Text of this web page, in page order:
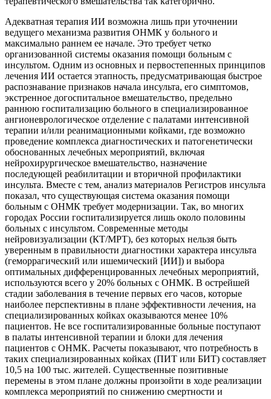
Адекватная терапия ИИ возможна лишь при уточнении
ведущего механизма развития ОНМК у больного и
максимально раннем ее начале. Это требует четко
организованной системы оказания помощи больным с
инсультом. Одним из основных и первостепенных принципов
лечения ИИ остается этапность, предусматривающая быстрое
распознавание признаков начала инсульта, его симптомов,
экстренное догоспитальное вмешательство, предельно
раннюю госпитализацию больного в специализированное
ангионеврологическое отделение с палатами интенсивной
терапии и/или реанимационными койками, где возможно
проведение комплекса диагностических и патогенетически
обоснованных лечебных мероприятий, включая
нейрохирургическое вмешательство, назначение
последующей реабилитации и вторичной профилактики
инсульта. Вместе с тем, анализ материалов Регистров инсульта
показал, что существующая система оказания помощи
больным с ОНМК требует модернизации. Так, во многих
городах России госпитализируется лишь около половины
больных с инсультом. Современные методы
нейровизуализации (КТ/МРТ), без которых нельзя быть
уверенным в правильности диагностики характера инсульта
(геморрагический или ишемический [ИИ]) и выбора
оптимальных дифференцированных лечебных мероприятий,
используются всего у 20% больных с ОНМК. В острейшей
стадии заболевания в течение первых его часов, которые
наиболее перспективны в плане эффективности лечения, на
специализированных койках оказываются менее 10%
пациентов. Не все госпитализированные больные поступают
в палаты интенсивной терапии и блоки для лечения
пациентов с ОНМК. Расчеты показывают, что потребность в
таких специализированных койках (ПИТ или БИТ) составляет
10,5 на 100 тыс. жителей. Существенные позитивные
перемены в этом плане должны произойти в ходе реализации
комплекса мероприятий по снижению смертности и